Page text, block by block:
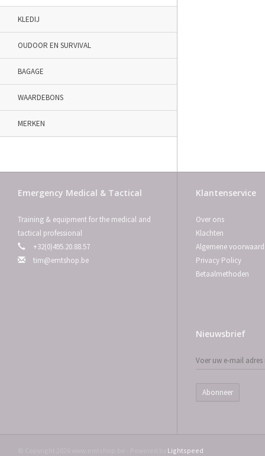
KLEDIJ
OUDOOR EN SURVIVAL
BAGAGE
WAARDEBONS
MERKEN
Emergency Medical & Tactical
Training & equipment for the medical and
tactical professional
+32(0)495.20.88.57
tim@emtshop.be
Klantenservice
Over ons
Klachten
Algemene
Privacy Policy
Betaalmethoden
Nieuwsbrief
Abonneer
Lightspeed